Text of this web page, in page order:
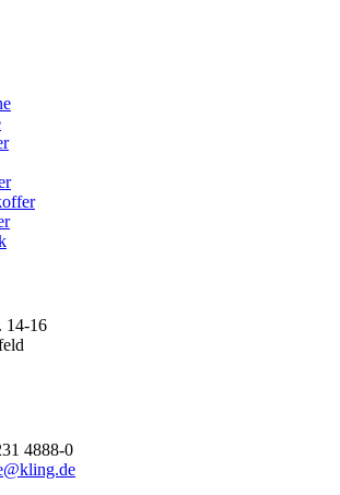
14-16
4888-0